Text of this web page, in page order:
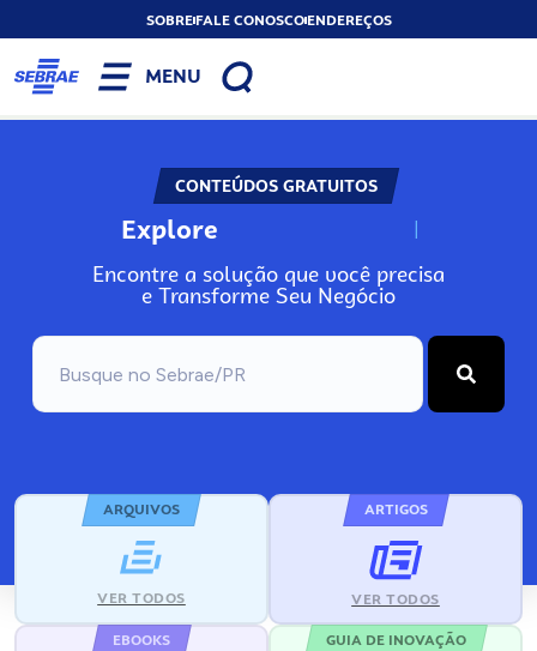
SOBREFALE CONOSCOENDEREÇOS
MENU
CONTEÚDOS GRATUITOS
Explore N
Encontre a solução que você precisa
e Transforme Seu Negócio
ARQUIVOS
VER TODOS
ARTIGOS
VER TODOS
EBOOKS GUIA DE INOVAÇÃO